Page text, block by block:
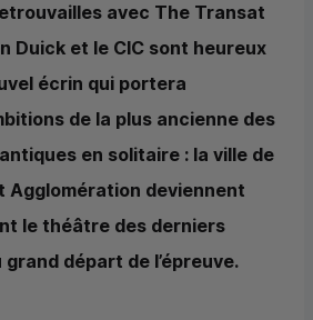
avec The Transat
Duick et le CIC sont heureux
écrin qui portera
de la plus ancienne des
en solitaire : la ville de
Agglomération deviennent
le théâtre des derniers
départ de l’épreuve.